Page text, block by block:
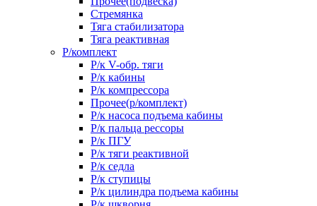
Стремянка
Тяга стабилизатора
Тяга реактивная
Р/комплект
Р/к V-обр. тяги
Р/к кабины
Р/к компрессора
Прочее(р/комплект)
Р/к насоса подъема кабины
Р/к пальца рессоры
Р/к ПГУ
Р/к тяги реактивной
Р/к седла
Р/к ступицы
Р/к цилиндра подъема кабины